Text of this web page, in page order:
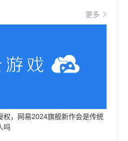
更多
权，网易2024旗舰新作会是传统
吗